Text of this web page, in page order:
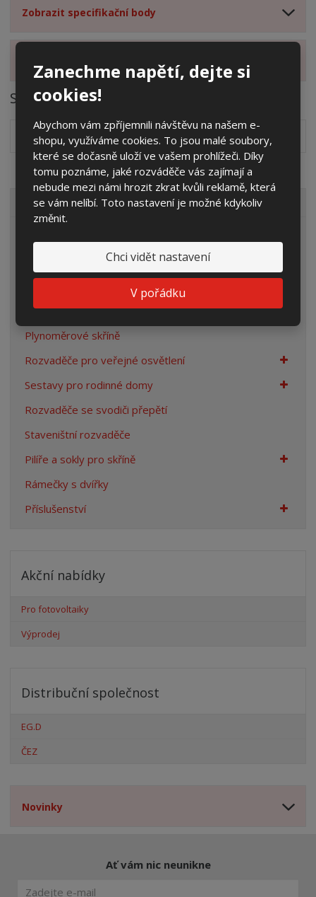
Zanechme napětí, dejte si
cookies!
Abychom vám zpříjemnili návštěvu na našem e-
shopu, využíváme cookies. To jsou malé soubory,
které se dočasně uloží ve vašem prohlížeči. Díky
tomu poznáme, jaké rozváděče vás zajímají a
nebude mezi námi hrozit zkrat kvůli reklamě, která
se vám nelíbí. Toto nastavení je možné kdykoliv
změnit.
Chci vidět nastavení
V pořádku
Zobrazit specifikační body
Zobrazit hodnocení produktu
Soubory ke stažení
Návod k montáži základů pdf (119.07 Kb)
VŠECHNY KATEGORIE
Rozpojovací jistící skříně
Přípojkové skříně
Plynoměrové skříně
Rozvaděče pro veřejné osvětlení
Sestavy pro rodinné domy
Rozvaděče se svodiči přepětí
Staveništní rozvaděče
Pilíře a sokly pro skříně
Rámečky s dvířky
Příslušenství
Akční nabídky
Pro fotovoltaiky
Výprodej
Distribuční společnost
EG.D
ČEZ
Novinky
Ať vám nic neunikne